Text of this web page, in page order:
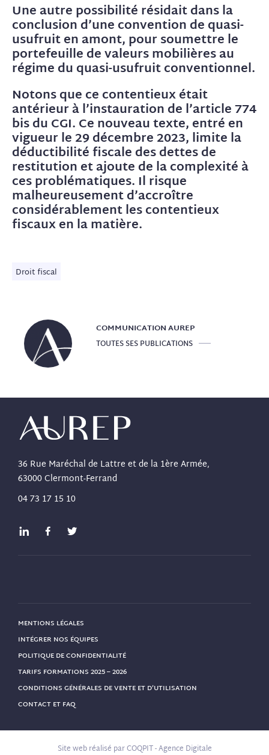
Une autre possibilité résidait dans la
conclusion d’une convention de quasi-
usufruit en amont, pour soumettre le
portefeuille de valeurs mobilières au
régime du quasi-usufruit conventionnel.
Notons que ce contentieux était
antérieur à l’instauration de l’article 774
bis du CGI. Ce nouveau texte, entré en
vigueur le 29 décembre 2023, limite la
déductibilité fiscale des dettes de
restitution et ajoute de la complexité à
ces problématiques. Il risque
malheureusement d’accroître
considérablement les contentieux
fiscaux en la matière.
Droit fiscal
COMMUNICATIONAUREP
TOUTES SES PUBLICATIONS
36 Rue Maréchal de Lattre et de la 1ère Armée,
63000 Clermont-Ferrand
04 73 17 15 10
MENTIONS LÉGALES
INTÉGRER NOS ÉQUIPES
POLITIQUE DE CONFIDENTIALITÉ
TARIFS FORMATIONS 2025 – 2026
CONDITIONS GÉNÉRALES DE VENTE ET D’UTILISATION
CONTACT ET FAQ
Site web réalisé parCOQPIT - Agence Digitale